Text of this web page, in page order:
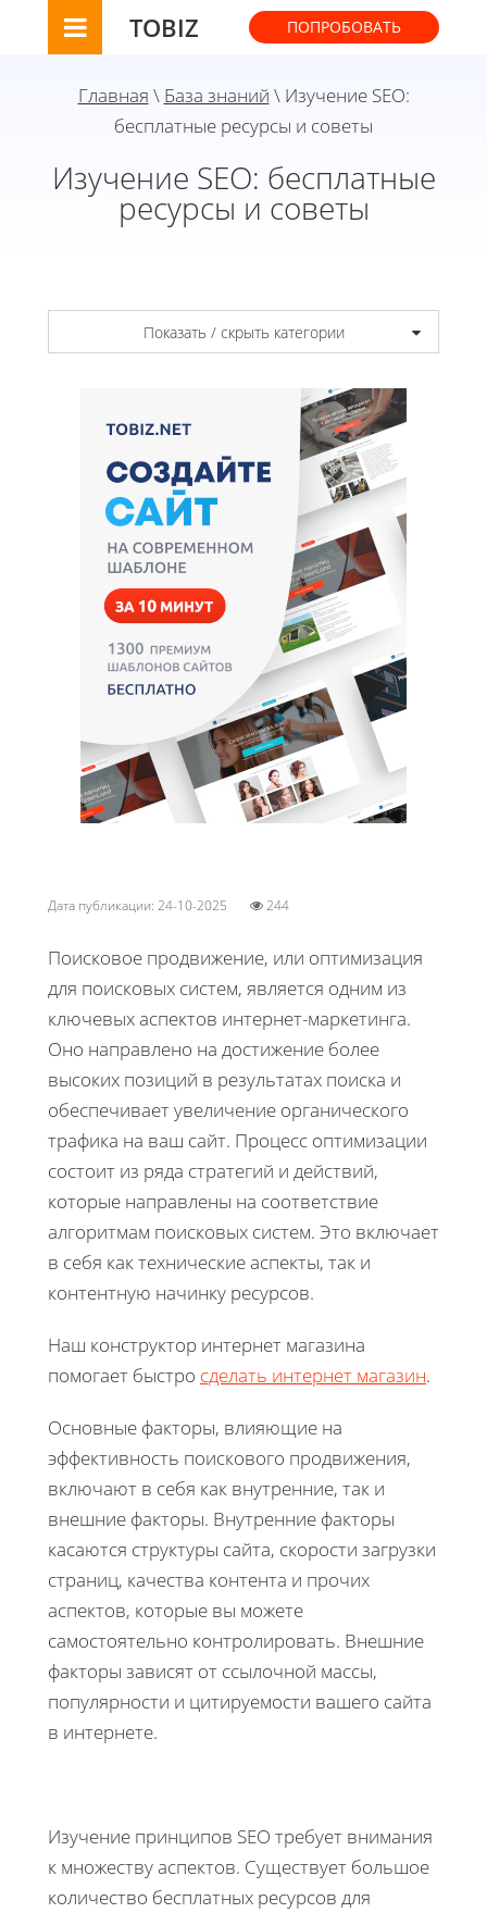
TOBIZ ПОПРОБОВАТЬ
Главная \ База знаний \ Изучение SEO:
бесплатные ресурсы и советы
Изучение SEO: бесплатные
ресурсы и советы
Показать / скрыть категории
Дата публикации: 24-10-2025 244
Поисковое продвижение, или оптимизация
для поисковых систем, является одним из
ключевых аспектов интернет-маркетинга.
Оно направлено на достижение более
высоких позиций в результатах поиска и
обеспечивает увеличение органического
трафика на ваш сайт. Процесс оптимизации
состоит из ряда стратегий и действий,
которые направлены на соответствие
алгоритмам поисковых систем. Это включает
в себя как технические аспекты, так и
контентную начинку ресурсов.
Наш конструктор интернет магазина
помогает быстро сделать интернет магазин.
Основные факторы, влияющие на
эффективность поискового продвижения,
включают в себя как внутренние, так и
внешние факторы. Внутренние факторы
касаются структуры сайта, скорости загрузки
страниц, качества контента и прочих
аспектов, которые вы можете
самостоятельно контролировать. Внешние
факторы зависят от ссылочной массы,
популярности и цитируемости вашего сайта
в интернете.
Изучение принципов SEO требует внимания
к множеству аспектов. Существует большое
количество бесплатных ресурсов для